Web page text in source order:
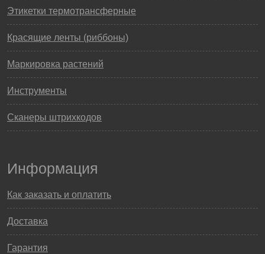
Этикетки термотрансферные
Красящие ленты (риббоны)
Маркировка растений
Инструменты
Сканеры штрихкодов
Информация
Как заказать и оплатить
Доставка
Гарантия